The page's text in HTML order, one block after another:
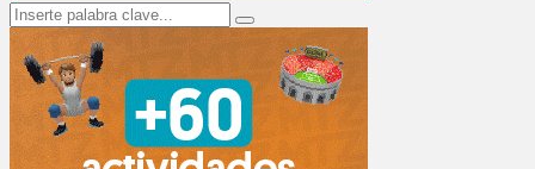
Search
for:
Search